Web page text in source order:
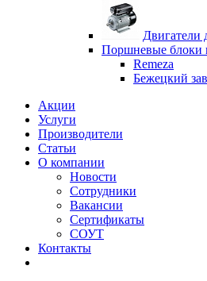
Двигатели
Поршневые блоки
Remeza
Бежецкий
Акции
Услуги
Производители
Статьи
О компании
Новости
Сотрудники
Вакансии
Сертификаты
СОУТ
Контакты